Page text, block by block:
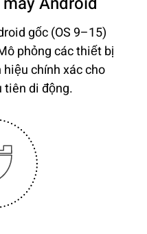
gốc (OS 9–15)
phỏng các thiết bị
chính xác cho
tiên di động.